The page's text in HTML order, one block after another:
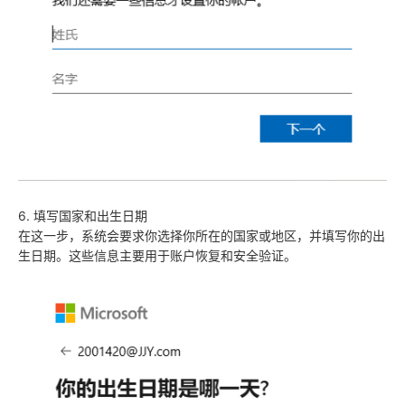
6. 填写国家和出生日期
在这一步，系统会要求你选择你所在的国家或地区，并填写你的出
生日期。这些信息主要用于账户恢复和安全验证。